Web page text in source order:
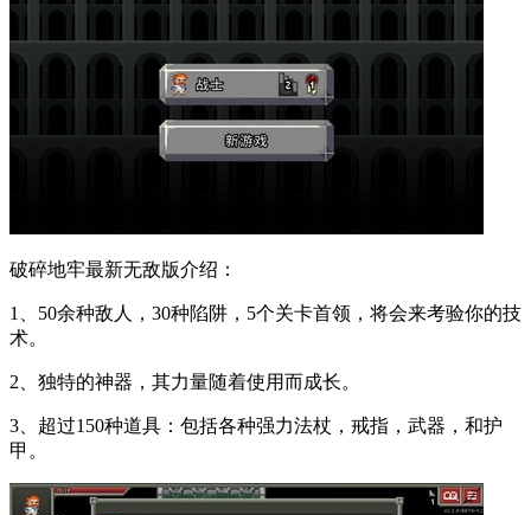
破碎地牢最新无敌版介绍：
1、50余种敌人，30种陷阱，5个关卡首领，将会来考验你的技
术。
2、独特的神器，其力量随着使用而成长。
3、超过150种道具：包括各种强力法杖，戒指，武器，和护
甲。